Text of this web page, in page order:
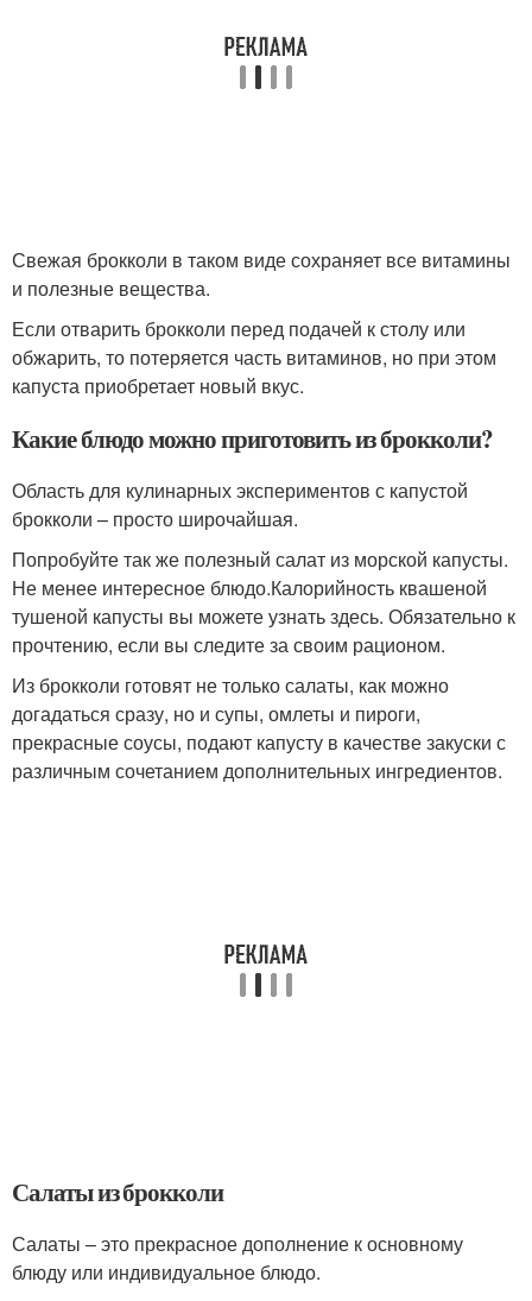
Свежая брокколи в таком виде сохраняет все витамины
и полезные вещества.
Если отварить брокколи перед подачей к столу или
обжарить, то потеряется часть витаминов, но при этом
капуста приобретает новый вкус.
Какие блюдо можно приготовить из брокколи?
Область для кулинарных экспериментов с капустой
брокколи – просто широчайшая.
Попробуйте так же полезный салат из морской капусты.
Не менее интересное блюдо.Калорийность квашеной
тушеной капусты вы можете узнать здесь. Обязательно к
прочтению, если вы следите за своим рационом.
Из брокколи готовят не только салаты, как можно
догадаться сразу, но и супы, омлеты и пироги,
прекрасные соусы, подают капусту в качестве закуски с
различным сочетанием дополнительных ингредиентов.
Салаты из брокколи
Салаты – это прекрасное дополнение к основному
блюду или индивидуальное блюдо.